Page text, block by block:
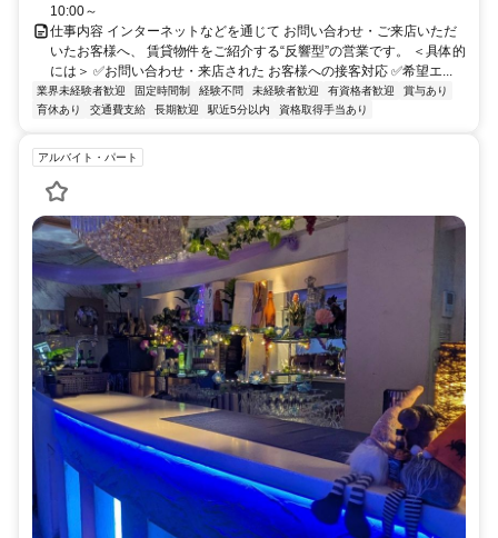
10:00～
仕事内容 インターネットなどを通じて お問い合わせ・ご来店いただ
いたお客様へ、 賃貸物件をご紹介する“反響型”の営業です。 ＜具体的
には＞ ✅お問い合わせ・来店された お客様への接客対応 ✅希望エ...
業界未経験者歓迎 固定時間制 経験不問 未経験者歓迎 有資格者歓迎
賞与あり
育休あり
交通費支給 長期歓迎 駅近5分以内 資格取得手当あり
アルバイト・パート